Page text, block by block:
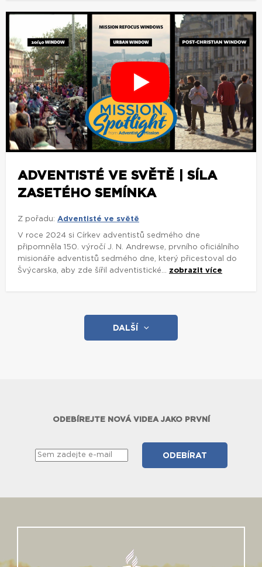
ADVENTISTÉ VE SVĚTĚ | SÍLA
ZASETÉHO SEMÍNKA
Z pořadu: Adventisté ve světě
V roce 2024 si Církev adventistů sedmého dne
připomněla 150. výročí J. N. Andrewse, prvního oficiálního
misionáře adventistů sedmého dne, který přicestoval do
Švýcarska, aby zde šířil adventistické... zobrazit více
DALŠÍ
ODEBÍREJTE NOVÁ VIDEA JAKO PRVNÍ